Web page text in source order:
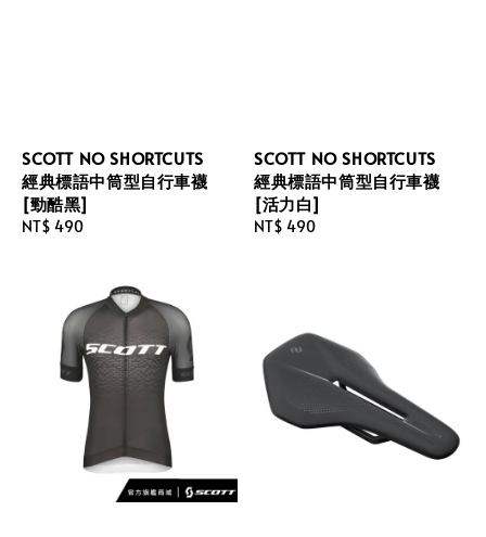
SCOTT NO SHORTCUTS
經典標語中筒型自行車襪
[勁酷黑]
Regular
NT$ 490
SCOTT NO SHORTCUTS
經典標語中筒型自行車襪
[活力白]
Regular
NT$ 490